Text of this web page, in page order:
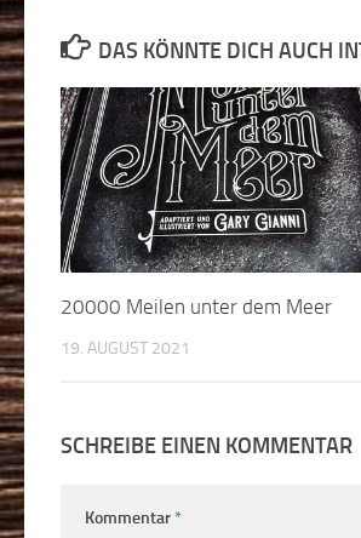
DAS KÖNNTE DICH AUCH
20000 Meilen unter dem Meer
19. AUGUST 2021
SCHREIBE EINEN KOMMENTAR
Kommentar*